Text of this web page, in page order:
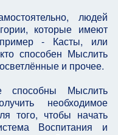
людей
которые имеют
- Касты, или
способен Мыслить
и прочее.
Мыслить
необходимое
того, чтобы начать
Воспитания и